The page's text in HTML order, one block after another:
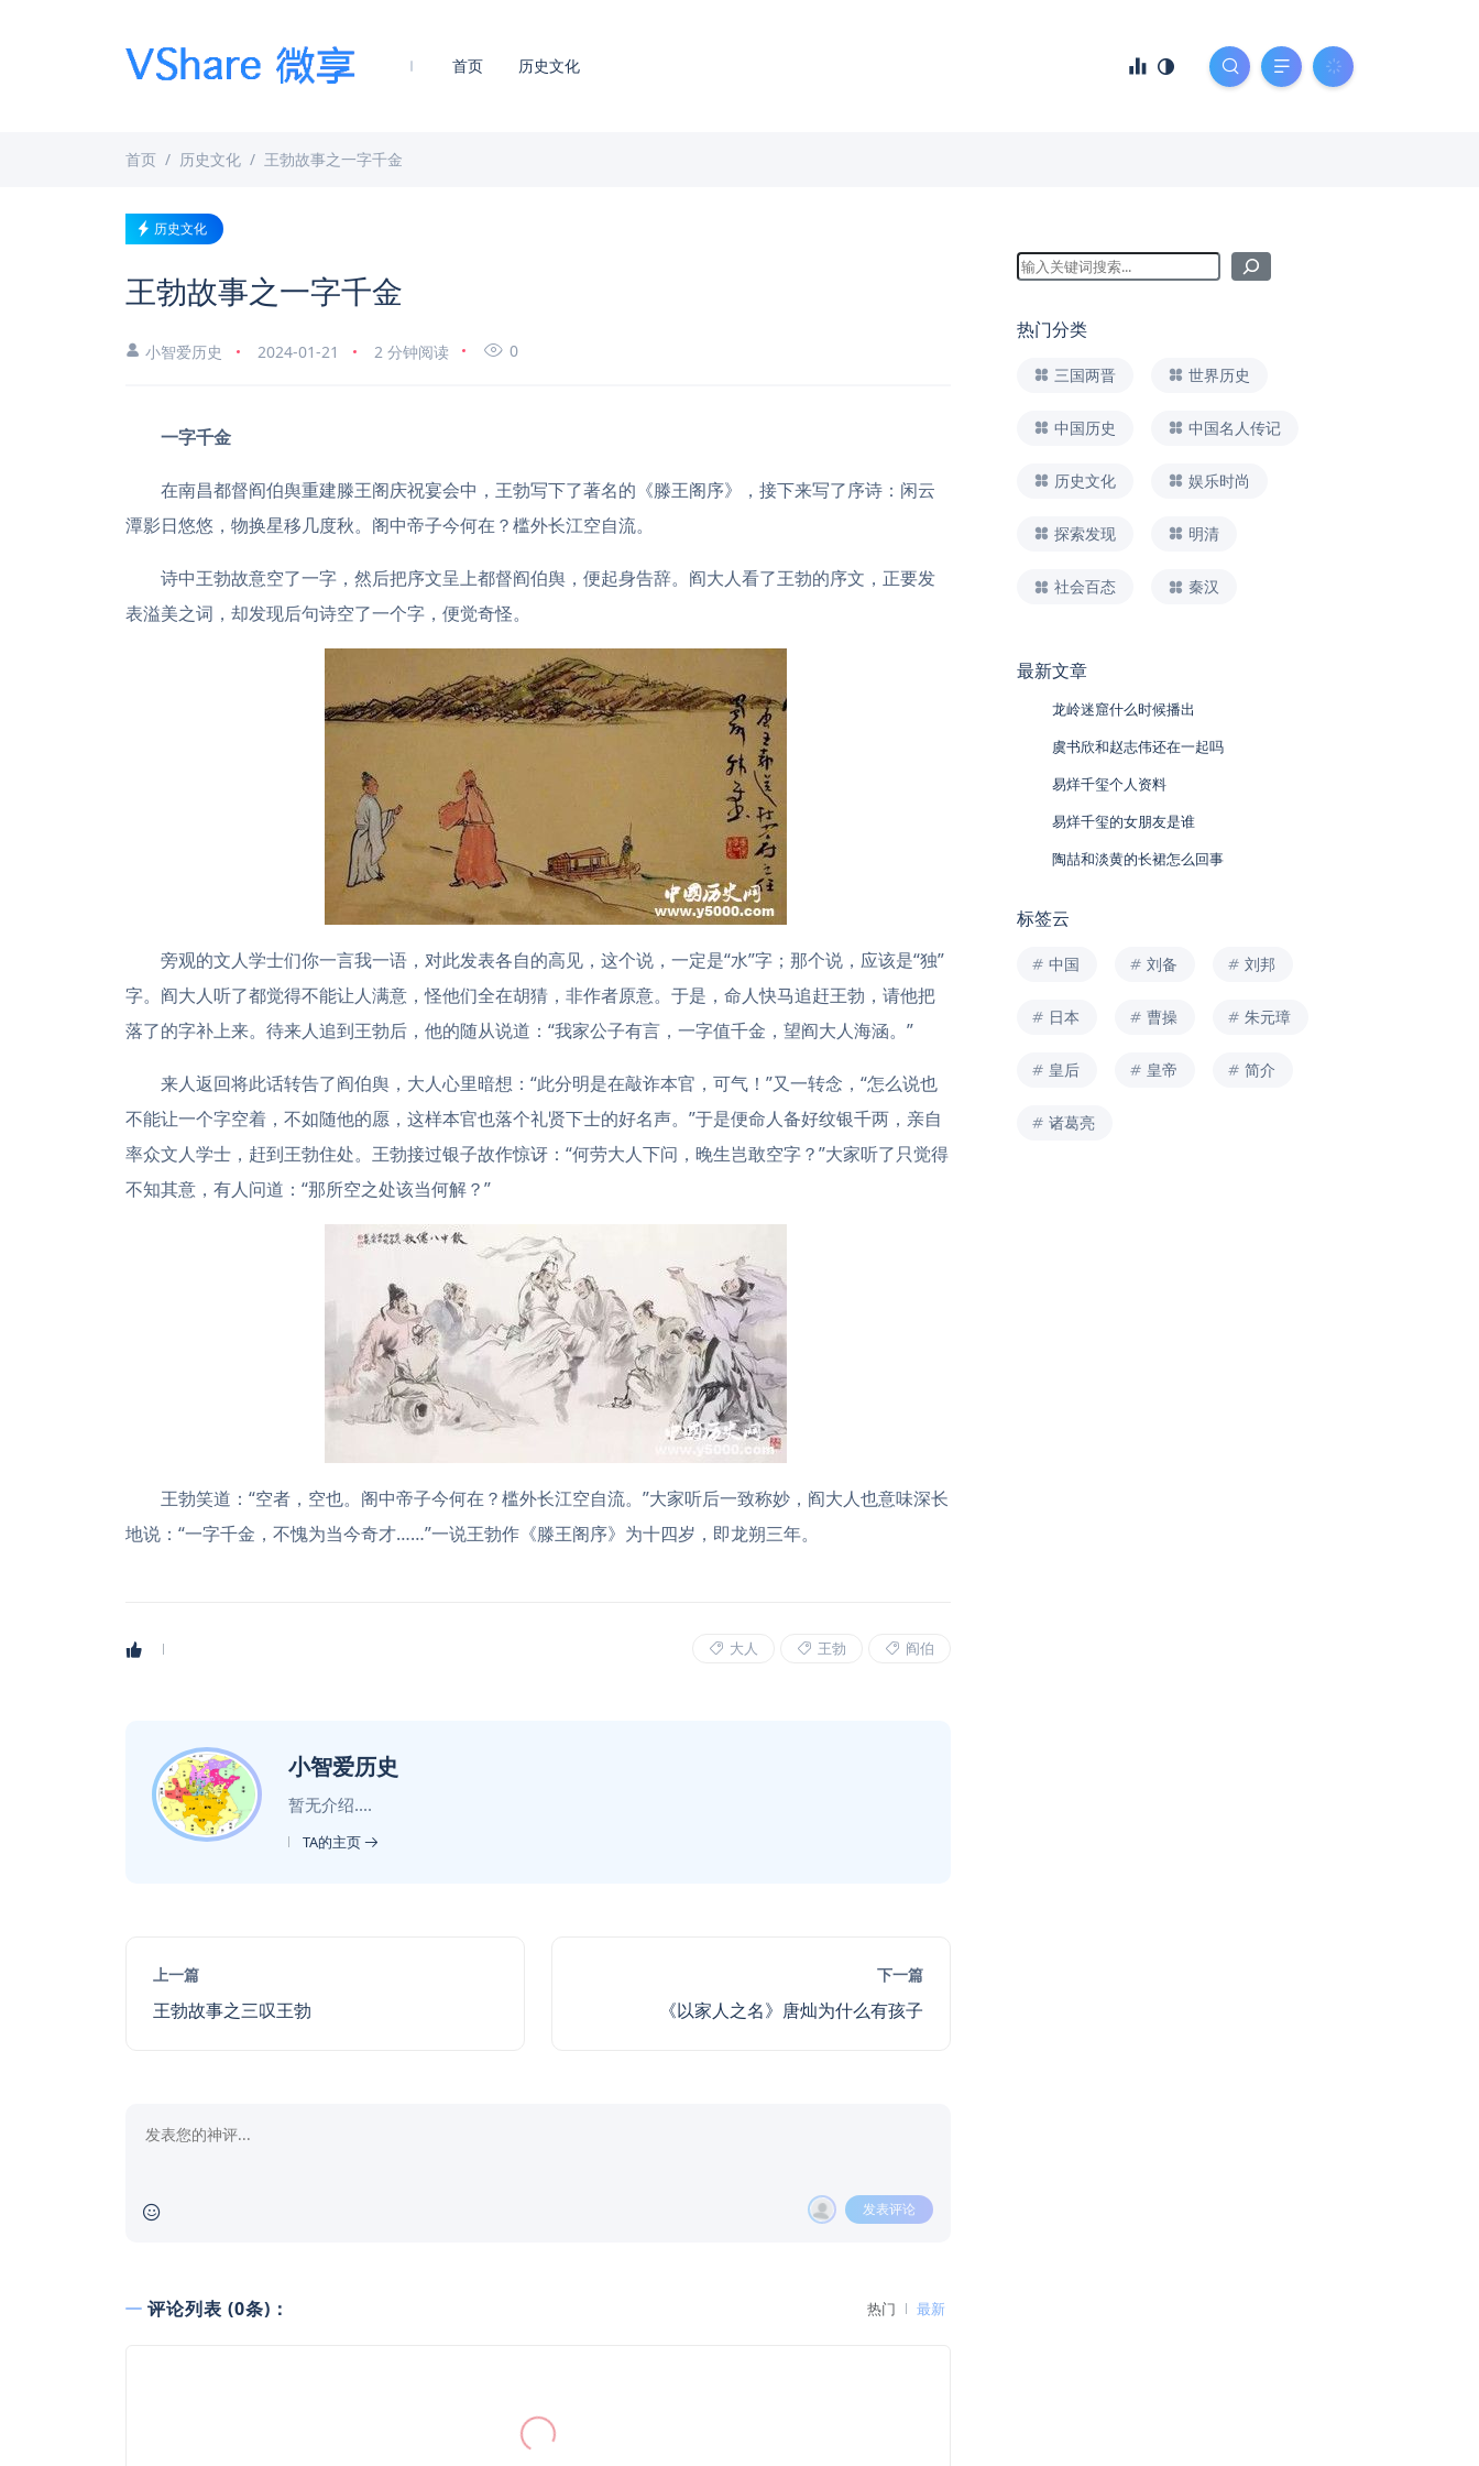
首页 历史文化
首页 历史文化 王勃故事之一字千金
历史文化
王勃故事之一字千金
小智爱历史 2024-01-21 2 分钟阅读 0
一字千金
在南昌都督阎伯舆重建滕王阁庆祝宴会中，王勃写下了著名的《滕王阁序》，接下来写了序诗：闲云
潭影日悠悠，物换星移几度秋。阁中帝子今何在？槛外长江空自流。
诗中王勃故意空了一字，然后把序文呈上都督阎伯舆，便起身告辞。阎大人看了王勃的序文，正要发
表溢美之词，却发现后句诗空了一个字，便觉奇怪。
旁观的文人学士们你一言我一语，对此发表各自的高见，这个说，一定是“水”字；那个说，应该是“独”
字。阎大人听了都觉得不能让人满意，怪他们全在胡猜，非作者原意。于是，命人快马追赶王勃，请他把
落了的字补上来。待来人追到王勃后，他的随从说道：“我家公子有言，一字值千金，望阎大人海涵。”
来人返回将此话转告了阎伯舆，大人心里暗想：“此分明是在敲诈本官，可气！”又一转念，“怎么说也
不能让一个字空着，不如随他的愿，这样本官也落个礼贤下士的好名声。”于是便命人备好纹银千两，亲自
率众文人学士，赶到王勃住处。王勃接过银子故作惊讶：“何劳大人下问，晚生岂敢空字？”大家听了只觉得
不知其意，有人问道：“那所空之处该当何解？”
王勃笑道：“空者，空也。阁中帝子今何在？槛外长江空自流。”大家听后一致称妙，阎大人也意味深长
地说：“一字千金，不愧为当今奇才……”一说王勃作《滕王阁序》为十四岁，即龙朔三年。
大人 王勃 阎伯
小智爱历史
暂无介绍....
TA的主页
上一篇
王勃故事之三叹王勃
下一篇
《以家人之名》唐灿为什么有孩子
发表评论
评论列表 (0条)： 热门 最新
热门分类
三国两晋 世界历史
中国历史 中国名人传记
历史文化 娱乐时尚
探索发现 明清
社会百态 秦汉
最新文章
龙岭迷窟什么时候播出
虞书欣和赵志伟还在一起吗
易烊千玺个人资料
易烊千玺的女朋友是谁
陶喆和淡黄的长裙怎么回事
标签云
中国 刘备 刘邦
日本 曹操 朱元璋
皇后 皇帝 简介
诸葛亮